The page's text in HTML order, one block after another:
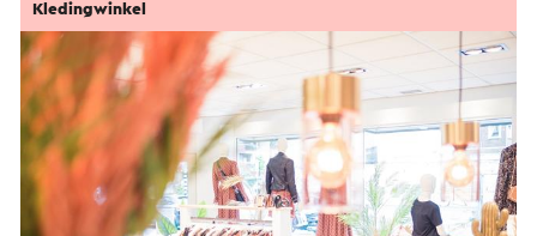
Kledingwinkel